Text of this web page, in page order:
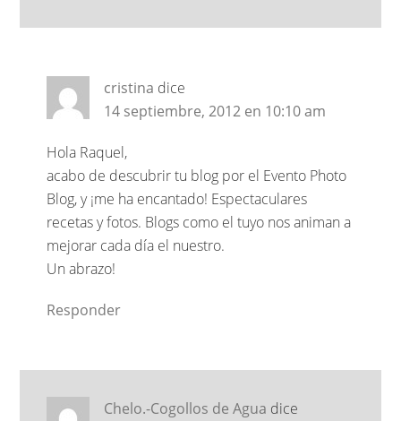
cristina dice
14 septiembre, 2012 en 10:10 am
Hola Raquel,
acabo de descubrir tu blog por el Evento Photo
Blog, y ¡me ha encantado! Espectaculares
recetas y fotos. Blogs como el tuyo nos animan a
mejorar cada día el nuestro.
Un abrazo!
Responder
Chelo.-Cogollos de Agua dice